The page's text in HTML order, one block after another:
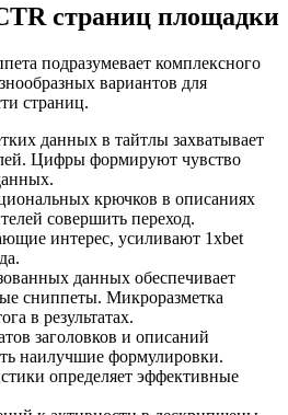
страниц площадки
подразумевает комплексного
вариантов для
страниц.
данных в тайтлы захватывает
Цифры формируют чувство
крючков в описаниях
совершить переход.
интерес, усиливают 1xbet
данных обеспечивает
сниппеты. Микроразметка
в результатах.
заголовков и описаний
наилучшие формулировки.
определяет эффективные